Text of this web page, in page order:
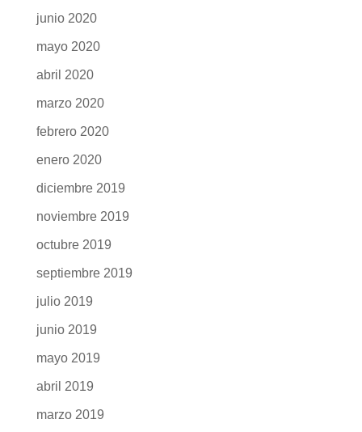
junio 2020
mayo 2020
abril 2020
marzo 2020
febrero 2020
enero 2020
diciembre 2019
noviembre 2019
octubre 2019
septiembre 2019
julio 2019
junio 2019
mayo 2019
abril 2019
marzo 2019